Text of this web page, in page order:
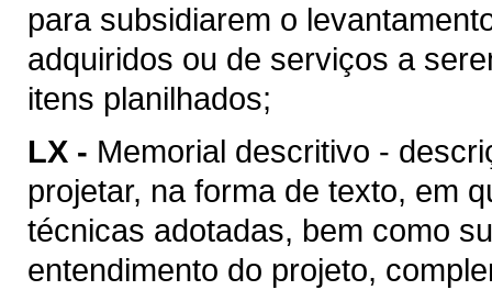
para subsidiarem o
adquiridos ou de serviços a
itens planilhados;
LX - Memorial descritivo -
projetar, na forma de texto, em
técnicas adotadas, bem como
entendimento do projeto,